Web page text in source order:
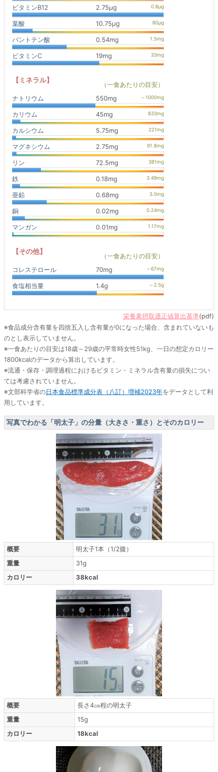
ビタミンB12 2.75μg
葉酸 10.75μg
パントテン酸 0.54mg
ビタミンC 19mg
【ミネラル】
（一食あたりの目安）
ナトリウム
550mg
カリウム 45mg
カルシウム 5.75mg
マグネシウム 2.75mg
リン 72.5mg
鉄 0.18mg
亜鉛 0.68mg
銅 0.02mg
マンガン 0.01mg
【その他】
（一食あたりの目安）
コレステロール
70mg
食塩相当量 1.4g
栄養素摂取適正値算出基準(pdf)
※食品成分含有量を四捨五入し含有量が0になった場合、含まれていないも
のとし表示していません。
※一食あたりの目安は18歳～29歳の平常時女性51kg、一日の想定カロリー
1800kcalのデータから算出しています。
※流通・保存・調理過程におけるビタミン・ミネラル含有量の損失につい
ては考慮されていません。
※文部科学省の日本食品標準成分表（八訂）増補2023年をデータとして利
用しています。
写真でわかる「明太子」の分量（大きさ・重さ）とそのカロリー
概要
明太子1本（1/2腹）
重量
31g
カロリー
38kcal
概要
長さ4㎝程の明太子
重量
15g
カロリー
18kcal